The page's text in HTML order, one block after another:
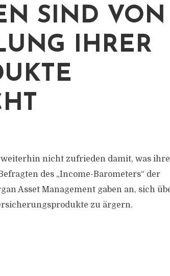
SIND
IHRER
nicht zufrieden damit, was
des „Income-Barometers“ der
Asset Management gaben an, sich
zu ärgern.